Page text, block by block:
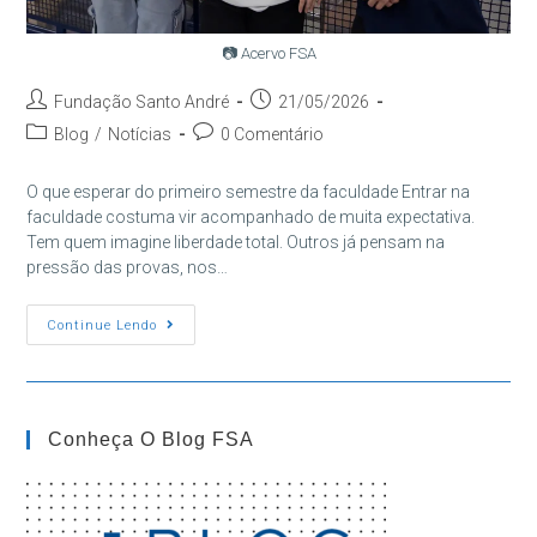
📷 Acervo FSA
Autor
do
Fundação Santo André
Post
publicado:
21/05/2026
Categoria
post:
Blog / Notícias
Comentários
post:
0 Comentário
O que esperar do primeiro semestre da faculdade Entrar na
faculdade costuma vir acompanhado de muita expectativa.
Tem quem imagine liberdade total. Outros já pensam na
pressão das provas, nos…
Continue Lendo
O
Que
Faculdade
Conheça O Blog FSA